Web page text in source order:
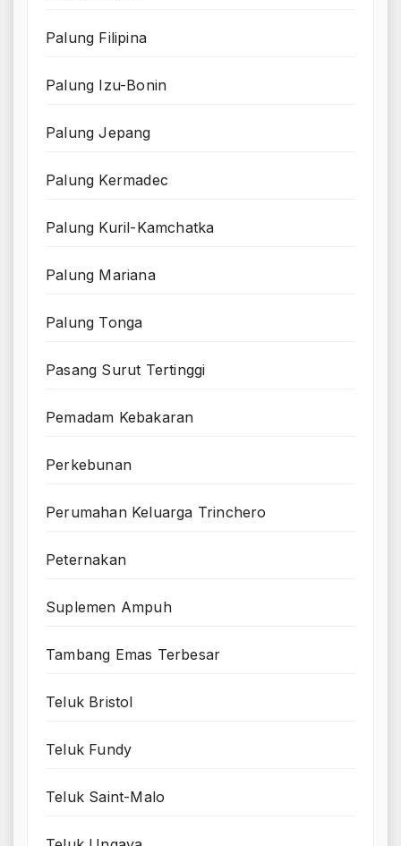
Palung Filipina
Palung Izu-Bonin
Palung Jepang
Palung Kermadec
Palung Kuril-Kamchatka
Palung Mariana
Palung Tonga
Pasang Surut Tertinggi
Pemadam Kebakaran
Perkebunan
Perumahan Keluarga Trinchero
Peternakan
Suplemen Ampuh
Tambang Emas Terbesar
Teluk Bristol
Teluk Fundy
Teluk Saint-Malo